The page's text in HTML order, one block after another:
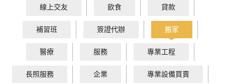
線上交友 飲食 貸款
補習班 簽證代辦 搬家
醫療 服務 專業工程
長照服務 企業 專業設備買賣